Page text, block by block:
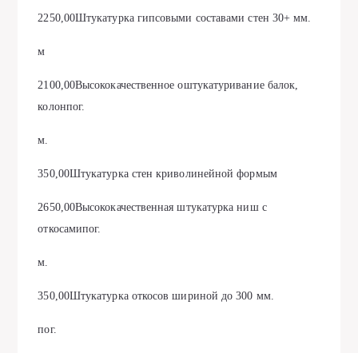
2250,00Штукатурка гипсовыми составами стен 30+ мм.
м
2100,00Высококачественное оштукатуривание балок,
колонпог.
м.
350,00Штукатурка стен криволинейной формым
2650,00Высококачественная штукатурка ниш с
откосамипог.
м.
350,00Штукатурка откосов шириной до 300 мм.
пог.